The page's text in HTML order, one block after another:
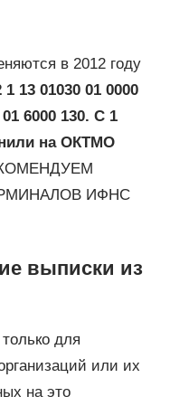
в 2012 году
1 13 01030 01 0000
6000 130. С 1
на ОКТМО
ИФНС
выписки из
для
или их
на это